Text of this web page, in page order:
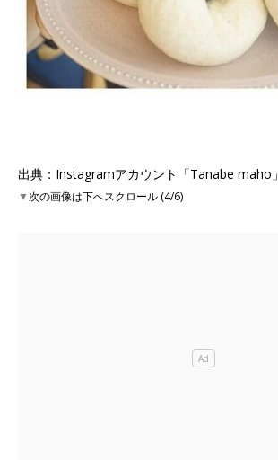
出典：Instagramアカウント「Tanabe maho」
▼次の画像は下へスクロール (4/6)